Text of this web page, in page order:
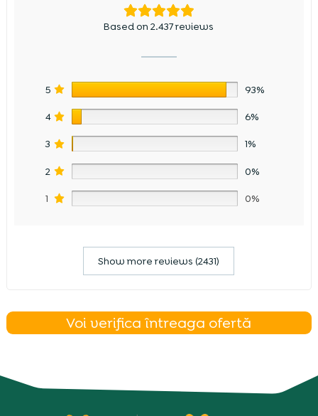
Based on 2.437 reviews
5 93%
4 6%
3 1%
2 0%
1 0%
Show more reviews (2431)
Voi verifica întreaga ofertă